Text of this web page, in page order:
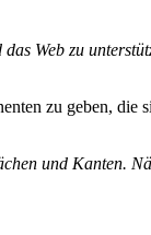
Web zu
zu geben, die
und Kanten.